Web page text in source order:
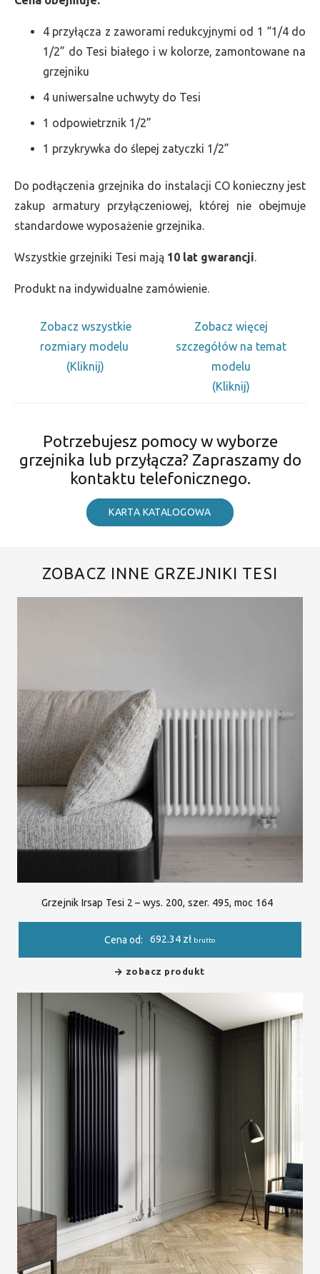
4 przyłącza z zaworami redukcyjnymi od 1 “1/4 do
1/2” do Tesi białego i w kolorze, zamontowane na
grzejniku
4 uniwersalne uchwyty do Tesi
1 odpowietrznik 1/2”
1 przykrywka do ślepej zatyczki 1/2”
Do podłączenia grzejnika do instalacji CO konieczny jest
zakup armatury przyłączeniowej, której nie obejmuje
standardowe wyposażenie grzejnika.
Wszystkie grzejniki Tesi mają 10 lat gwarancji.
Produkt na indywidualne zamówienie.
Zobacz wszystkie
rozmiary modelu
(Kliknij)
Zobacz więcej
szczegółów na temat
modelu
(Kliknij)
Potrzebujesz pomocy w wyborze
grzejnika lub przyłącza? Zapraszamy do
kontaktu telefonicznego.
KARTA KATALOGOWA
ZOBACZ INNE GRZEJNIKI TESI
Grzejnik Irsap Tesi 2 – wys. 200, szer. 495, moc 164
Cena od: 692.34 zł brutto
zobacz produkt